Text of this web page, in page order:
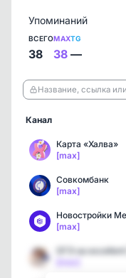
Упоминаний
ВСЕГО
38
MAX
38
TG
—
Название, ссылка
Канал
Карта «Халва»
[max]
Совкомбанк
[max]
[max]
[max]